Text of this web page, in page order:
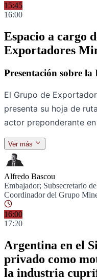
15:45
16:00
Espacio a cargo
Exportadores
Presentación sobre
El Grupo de
presenta su hoja de
actor preponderante
Ver más
Ponentes
Alfredo Bascou
Embajador; Subsecretario
Coordinador del Grupo
16:00
17:20
Argentina en el
privado como
la industria